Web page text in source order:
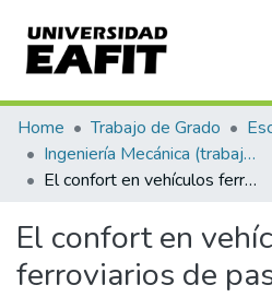
Statistics
Home Trabajo de Grado
Ingeniería Mecánica (trabajo de grado)
El confort en vehículos ferroviarios de pasajeros
El confort en
ferroviarios de